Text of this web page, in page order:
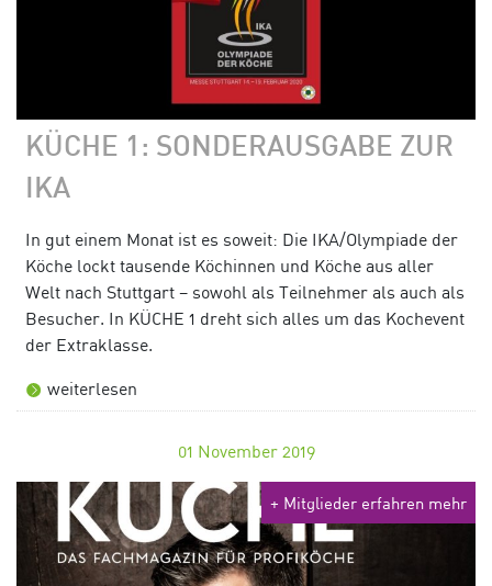
KÜCHE 1: SONDERAUSGABE ZUR
IKA
In gut einem Monat ist es soweit: Die IKA/Olympiade der
Köche lockt tausende Köchinnen und Köche aus aller
Welt nach Stuttgart – sowohl als Teilnehmer als auch als
Besucher. In KÜCHE 1 dreht sich alles um das Kochevent
der Extraklasse.
weiterlesen
01 November 2019
+ Mitglieder erfahren mehr